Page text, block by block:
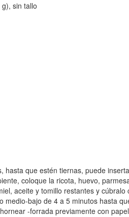
sin tallo
que estén tiernas, puede
coloque la ricota, huevo,
aceite y tomillo restantes y
bajo de 4 a 5 minutos hasta
-forrada previamente con